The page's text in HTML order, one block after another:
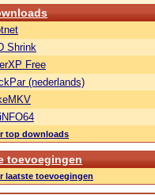
Shrink
Free
(nederlands)
top downloads
toevoegingen
laatste toevoegingen